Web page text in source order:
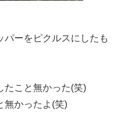
パーをピクルスにしたも
たこと無かった(笑)
無かったよ(笑)